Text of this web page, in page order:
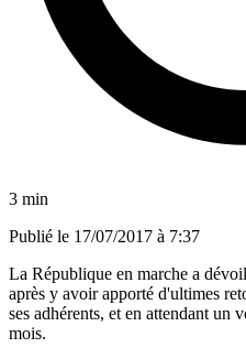
3 min
Publié le 17/07/2017 à 7:37
La République en marche a
après y avoir apporté d'ultimes
ses adhérents, et en attendant un
mois.